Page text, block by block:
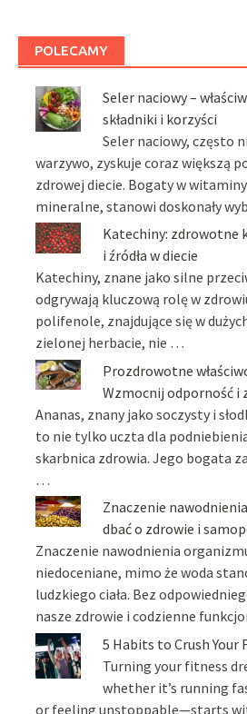
POLECAMY
Seler naciowy –
składniki i korzyści
Seler naciowy, często
warzywo, zyskuje coraz większą
zdrowej diecie. Bogaty w witaminy
mineralne, stanowi doskonały
Katechiny: zdrowotne
i źródła w diecie
Katechiny, znane jako silne
odgrywają kluczową rolę w
polifenole, znajdujące się w
zielonej herbacie, nie …
Prozdrowotne
Wzmocnij odporność i
Ananas, znany jako soczysty i
to nie tylko uczta dla
skarbnica zdrowia. Jego bogata
…
Znaczenie
dbać o zdrowie i
Znaczenie nawodnienia
niedoceniane, mimo że woda
ludzkiego ciała. Bez
nasze zdrowie i codzienne
5 Habits to Crush Your
Turning your fitness
whether it’s running
or feeling unstoppable—starts